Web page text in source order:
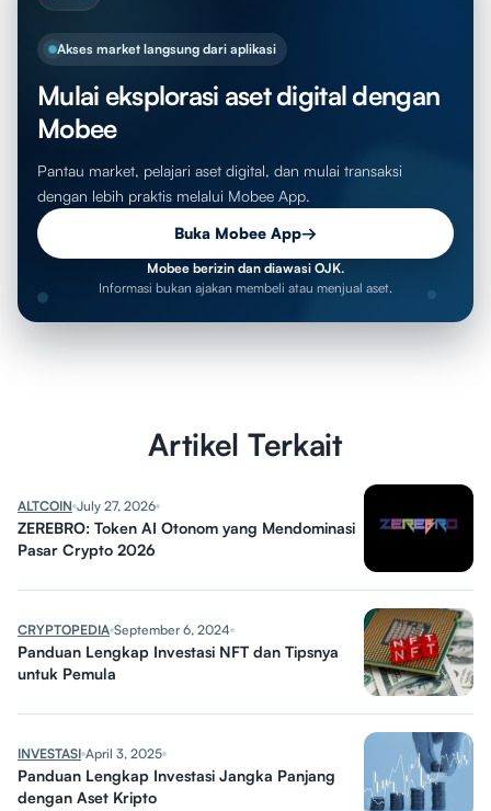
Akses market langsung dari aplikasi
Mulai eksplorasi aset digital dengan
Mobee
Pantau market, pelajari aset digital, dan mulai transaksi
dengan lebih praktis melalui Mobee App.
Buka Mobee App→
Mobee berizin dan diawasi OJK.
Informasi bukan ajakan membeli atau menjual aset.
Artikel Terkait
ALTCOIN July 27, 2026
ZEREBRO: Token AI Otonom yang Mendominasi
Pasar Crypto 2026
CRYPTOPEDIA September 6, 2024
Panduan Lengkap Investasi NFT dan Tipsnya
untuk Pemula
INVESTASI April 3, 2025
Panduan Lengkap Investasi Jangka Panjang
dengan Aset Kripto